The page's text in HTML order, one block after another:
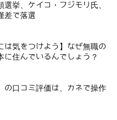
選挙、ケイコ・フジモリ氏、
差で落選
は気をつけよう】なぜ無職の
に住んでいるんでしょう？
の口コミ評価は、カネで操作